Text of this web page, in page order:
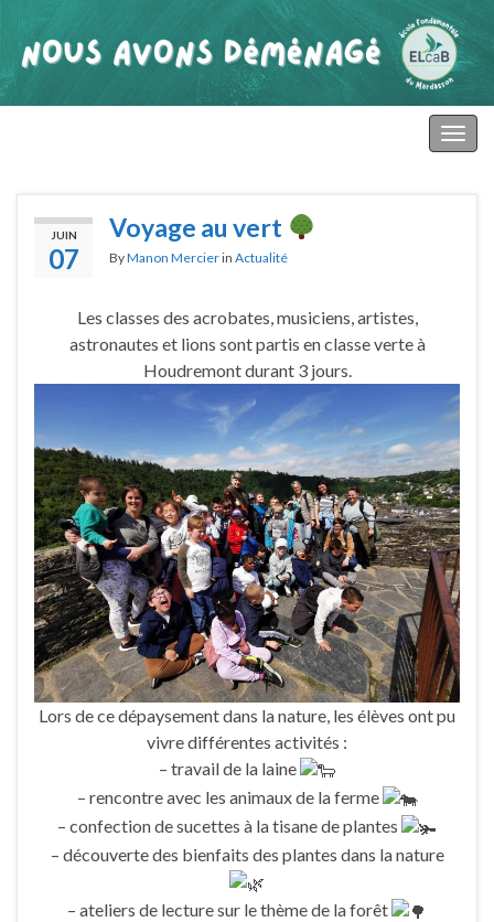
JUIN
07
Voyage au vert
ByManon Mercierin Actualité
Les classes des acrobates, musiciens, artistes,
astronautes et lions sont partis en classe verte à
Houdremont durant 3 jours.
Lors de ce dépaysement dans la nature, les élèves ont pu
vivre différentes activités :
– travail de la laine
– rencontre avec les animaux de la ferme
– confection de sucettes à la tisane de plantes
– découverte des bienfaits des plantes dans la nature
– ateliers de lecture sur le thème de la forêt